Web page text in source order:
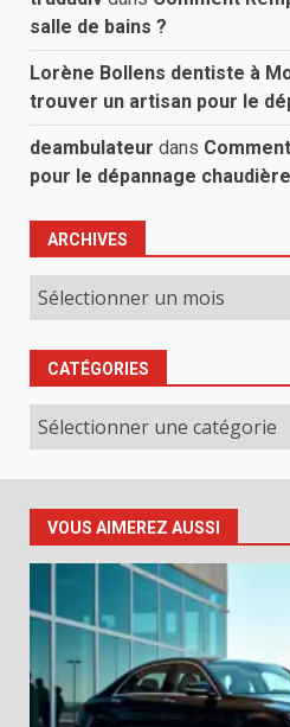
salle de bains ?
Lorène Bollens dentiste à
trouver un artisan pour le
deambulateur dans
pour le dépannage
ARCHIVES
Archives
CATÉGORIES
Catégories
VOUS AIMEREZ AUSSI